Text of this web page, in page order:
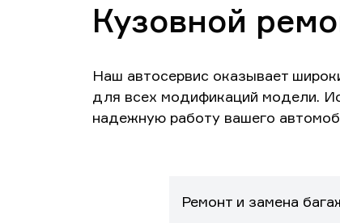
Кузовной
Наш автосервис оказывает
для всех модификаций модели.
надежную работу вашего
Ремонт и замена